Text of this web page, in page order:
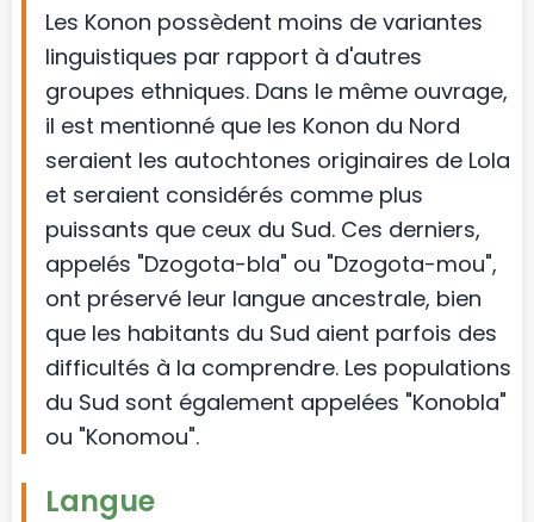
Les Konon possèdent moins de variantes
linguistiques par rapport à d'autres
groupes ethniques. Dans le même ouvrage,
il est mentionné que les Konon du Nord
seraient les autochtones originaires de Lola
et seraient considérés comme plus
puissants que ceux du Sud. Ces derniers,
appelés "Dzogota-bla" ou "Dzogota-mou",
ont préservé leur langue ancestrale, bien
que les habitants du Sud aient parfois des
difficultés à la comprendre. Les populations
du Sud sont également appelées "Konobla"
ou "Konomou".
Langue